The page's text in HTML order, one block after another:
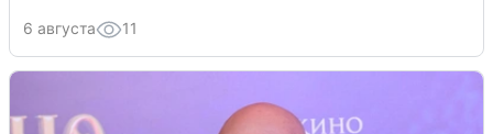
6 августа 11